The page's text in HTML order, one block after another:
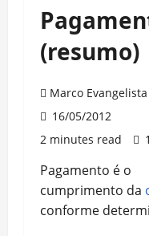
(resumo)
Marco Evangelista
16/05/2012
2 minutes read
1
Pagamento é o
cumprimento da
conforme